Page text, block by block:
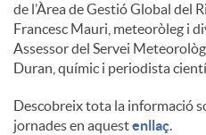
de l’Àrea de Gestió Global del
Francesc Mauri, meteoròleg i
Assessor del Servei
Duran, químic i periodista
Descobreix tota la informació
jornades en aquestenllaç.